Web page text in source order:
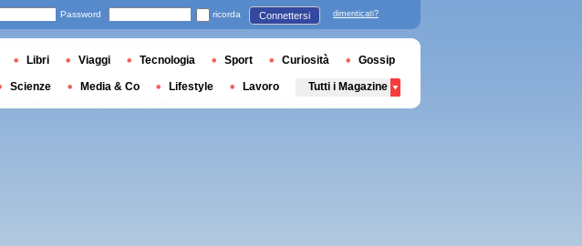
Password ricorda Connettersi dimenticati?
Libri Viaggi Tecnologia Sport Curiosità Gossip
Scienze Media & Co Lifestyle Lavoro Tutti i Magazine